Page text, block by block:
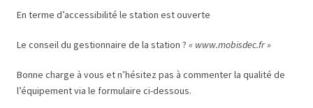
En terme d’accessibilité le station est ouverte
Le conseil du gestionnaire de la station ? « www.mobisdec.fr »
Bonne charge à vous et n’hésitez pas à commenter la qualité de
l’équipement via le formulaire ci-dessous.